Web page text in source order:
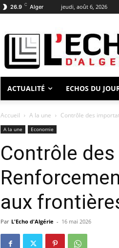
26.9 C Alger jeudi, août 6, 2026
ACTUALITÉ ECHOS DU
Accueil A la une Contrôle des
A la une Economie
Contrôle
aux
Par L'Echo d'Algérie - 16 mai 2026